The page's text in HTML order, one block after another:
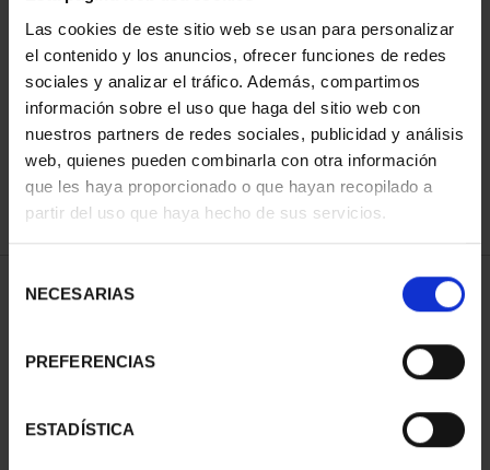
Las cookies de este sitio web se usan para personalizar
el contenido y los anuncios, ofrecer funciones de redes
sociales y analizar el tráfico. Además, compartimos
información sobre el uso que haga del sitio web con
nuestros partners de redes sociales, publicidad y análisis
web, quienes pueden combinarla con otra información
que les haya proporcionado o que hayan recopilado a
partir del uso que haya hecho de sus servicios.
NECESARIAS
PREFERENCIAS
ESTADÍSTICA
ORDENAR POR:
REFINAR
1 Productos encontrados